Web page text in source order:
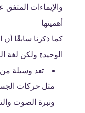
والإيماءات المتفق
أهميتها
كما ذكرنا سابقًا
الوحيدة ولكن لغة
تعد وسيلة
مثل حركات الجسد
ونبرة الصوت